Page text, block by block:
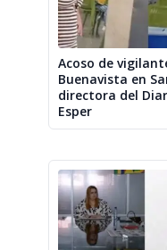
Acoso de
Buenavista en
directora del
Esper